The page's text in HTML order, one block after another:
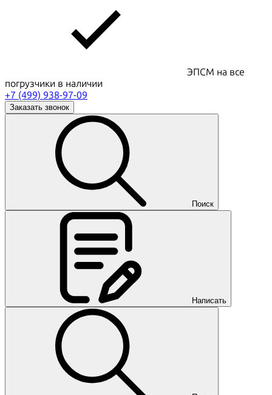
ЭПСМ на все
погрузчики в наличии
+7 (499) 938-97-09
Заказать звонок
Поиск
Написать